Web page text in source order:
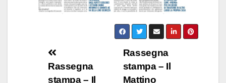
Navigazione
articoli
Rassegna
stampa – Il
Mattino
Rassegna
stampa – Il